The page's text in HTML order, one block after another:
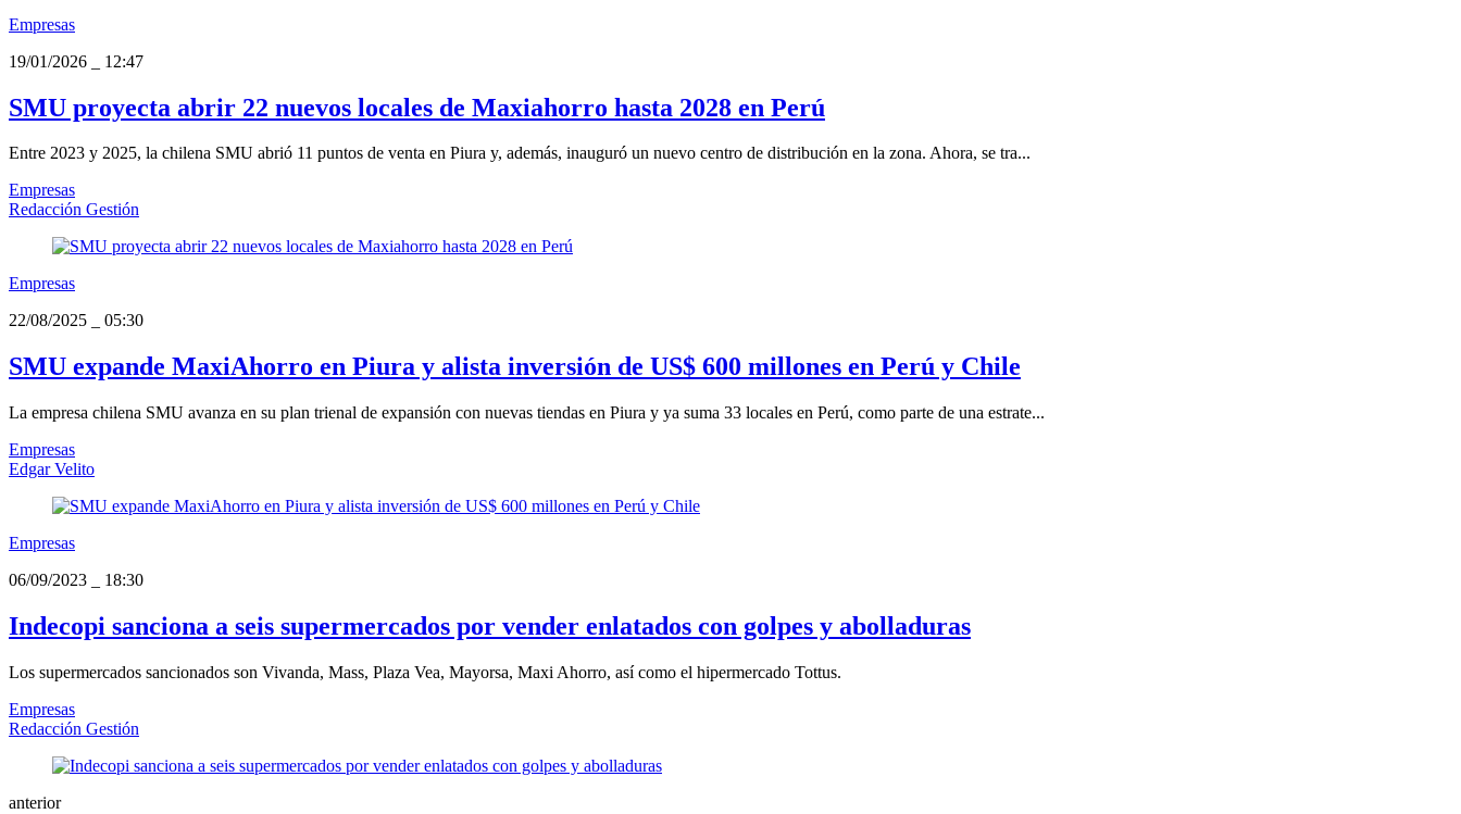
Empresas
19/01/2026
12:47
SMU proyecta abrir 22 nuevos locales de Maxiahorro hasta 2028 en Perú
Entre 2023 y 2025, la chilena SMU abrió 11 puntos de venta en Piura y, además, inauguró un nuevo centro de distribución en la zona. Ahora, se tra...
Empresas
Redacción Gestión
Empresas
22/08/2025
05:30
SMU expande MaxiAhorro en Piura y alista inversión de US$ 600 millones en Perú y Chile
La empresa chilena SMU avanza en su plan trienal de expansión con nuevas tiendas en Piura y ya suma 33 locales en Perú, como parte de una estrate...
Empresas
Edgar Velito
Empresas
06/09/2023
18:30
Indecopi sanciona a seis supermercados por vender enlatados con golpes y abolladuras
Los supermercados sancionados son Vivanda, Mass, Plaza Vea, Mayorsa, Maxi Ahorro, así como el hipermercado Tottus.
Empresas
Redacción Gestión
anterior